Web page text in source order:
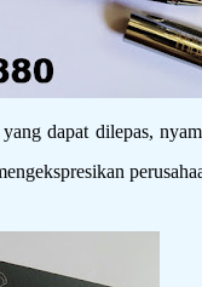
dapat dilepas,